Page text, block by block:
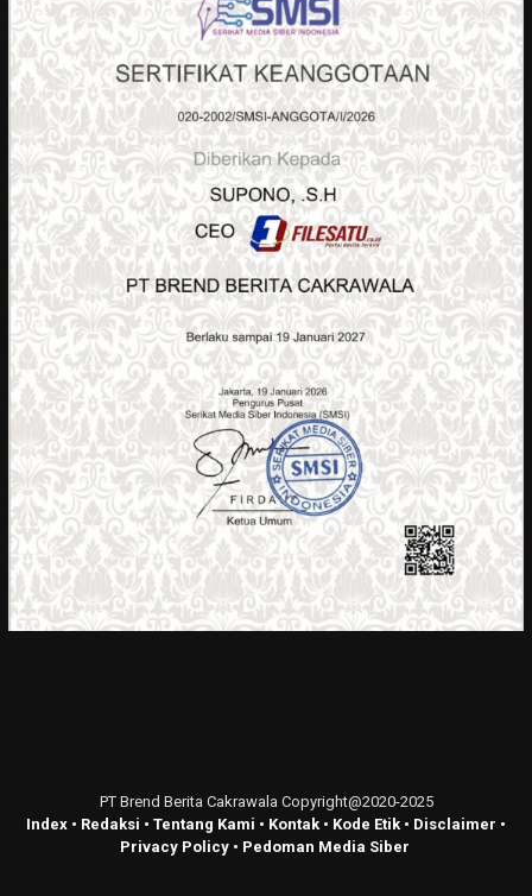
PT Brend Berita Cakrawala Copyright@2020-2025
Index • Redaksi • Tentang Kami • Kontak • Kode Etik • Disclaimer •
Privacy Policy• Pedoman Media Siber